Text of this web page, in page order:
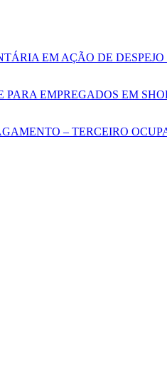
EM AÇÃO DE DESPEJO
EMPREGADOS EM
– TERCEIRO